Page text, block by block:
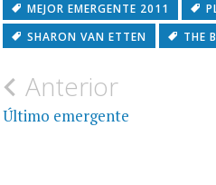
MEJOR EMERGENTE 2011
SHARON VAN ETTEN
THE
Navegación
de
Anterior
Último emergente